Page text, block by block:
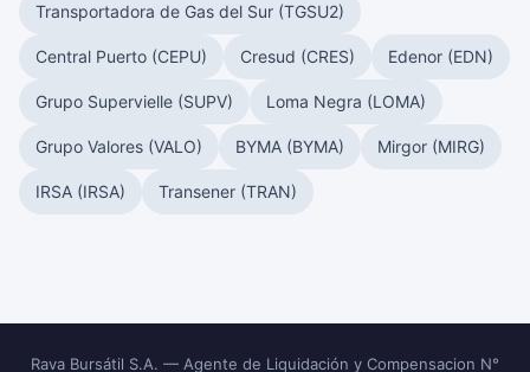
Transportadora de Gas del Sur (TGSU2)
Central Puerto (CEPU) Cresud (CRES) Edenor (EDN)
Grupo Supervielle (SUPV) Loma Negra (LOMA)
Grupo Valores (VALO) BYMA (BYMA) Mirgor (MIRG)
IRSA (IRSA) Transener (TRAN)
Rava Bursátil S.A. — Agente de Liquidación y Compensacion N°